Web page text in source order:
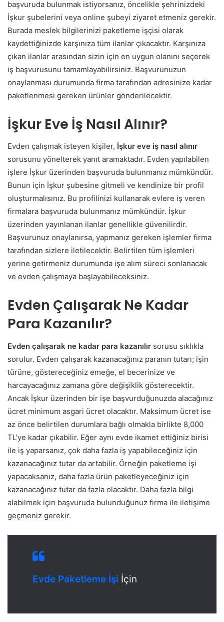
başvuruda bulunmak istiyorsanız, öncelikle şehrinizdeki
İşkur şubelerini veya online şubeyi ziyaret etmeniz gerekir.
Burada meslek bilgilerinizi paketleme işçisi olarak
kaydettiğinizde karşınıza tüm ilanlar çıkacaktır. Karşınıza
çıkan ilanlar arasından sizin için en uygun olanını seçerek
iş başvurusunu tamamlayabilirsiniz. Başvurunuzun
onaylanması durumunda firma tarafından adresinize kadar
paketlenmesi gereken ürünler gönderilecektir.
İşkur Eve İş Nasıl Alınır?
Evden çalışmak isteyen kişiler, İşkur eve iş nasıl alınır
sorusunu yönelterek yanıt aramaktadır. Evden yapılabilen
işlere İşkur üzerinden başvuruda bulunmanız mümkündür.
Bunun için İşkur şubesine gitmeli ve kendinize bir profil
oluşturmalısınız. Bu profilinizi kullanarak evlere iş veren
firmalara başvuruda bulunmanız mümkündür. İşkur
üzerinden yayınlanan ilanlar genellikle güvenilirdir.
Başvurunuz onaylanırsa, yapmanız gereken işlemler firma
tarafından sizlere iletilecektir. Belirtilen tüm işlemleri
yerine getirmeniz durumunda işe alım süreci sonlanacak
ve evden çalışmaya başlayabileceksiniz.
Evden Çalışarak Ne Kadar
Para Kazanılır?
Evden çalışarak ne kadar para kazanılır sorusu sıklıkla
sorulur. Evden çalışarak kazanacağınız paranın tutarı; işin
türüne, göstereceğiniz emeğe, el becerinize ve
harcayacağınız zamana göre değişiklik gösterecektir.
Ancak İşkur üzerinden bir işe başvurduğunuzda alacağınız
ücret minimum asgari ücret olacaktır. Maksimum ücret ise
az önce belirtilen durumlara bağlı olmakla birlikte 8,000
TL’ye kadar çıkabilir. Eğer aynı evde ikamet ettiğiniz birisi
ile iş yaparsanız, çok daha fazla iş yapabileceğiniz için
kazanacağınız tutar da artabilir. Örneğin paketleme işi
yapacaksanız, daha fazla ürün paketleyeceğiniz için
kazanacağınız tutar da fazla olacaktır. Daha fazla bilgi
alabilmek için başvuruda bulunduğunuz firma ile iletişime
geçmeniz gerekir.
Evde Paketleme İşi İçin